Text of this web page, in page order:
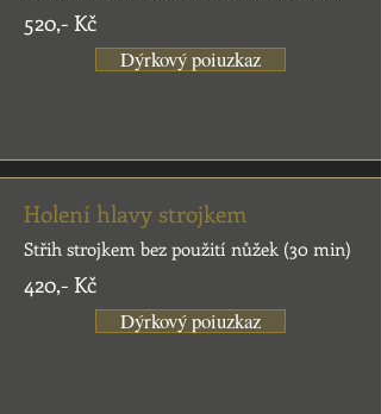
520,- Kč
Dýrkový poiuzkaz
Holení hlavy strojkem
Střih strojkem bez použití nůžek (30 min)
420,- Kč
Dýrkový poiuzkaz